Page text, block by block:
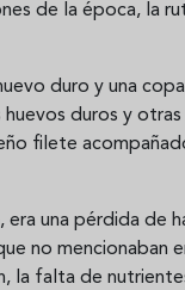
de la época, la
duro y una
huevos duros y
filete
era una pérdida de
no mencionaban
la falta de